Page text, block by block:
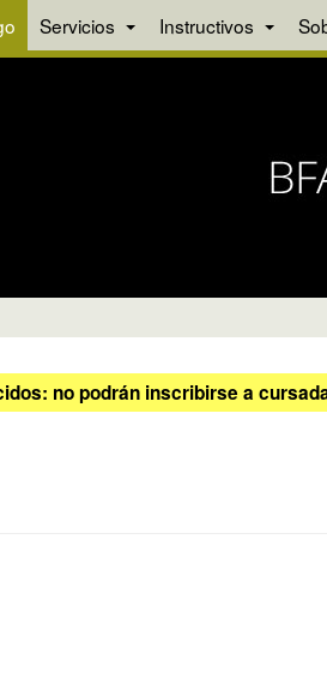
Servicios Instructivos
no podrán inscribirse a